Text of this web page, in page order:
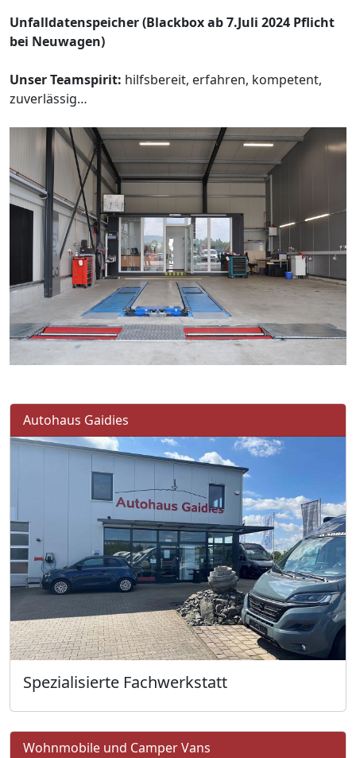
Unfalldatenspeicher (Blackbox ab 7.Juli 2024 Pflicht
bei Neuwagen)
Unser Teamspirit: hilfsbereit, erfahren, kompetent,
zuverlässig…
Autohaus Gaidies
Spezialisierte Fachwerkstatt
Wohnmobile und Camper Vans